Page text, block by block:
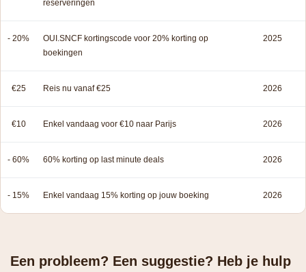
reserveringen
- 20%
OUI.SNCF kortingscode voor 20% korting op
boekingen
2025
€25 Reis nu vanaf €25 2026
€10 Enkel vandaag voor €10 naar Parijs 2026
- 60% 60% korting op last minute deals 2026
- 15% Enkel vandaag 15% korting op jouw boeking 2026
Een probleem? Een suggestie? Heb je hulp